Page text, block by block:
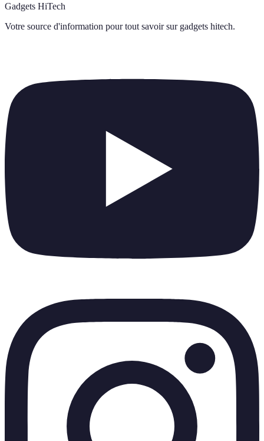
Gadgets HiTech
Votre source d'information pour tout savoir sur gadgets hitech.